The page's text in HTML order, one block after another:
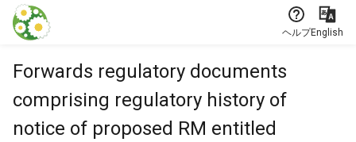
本文に飛ぶ
ヘルプEnglish
Forwards regulatory documents
comprising regulatory history of
notice of proposed RM entitled